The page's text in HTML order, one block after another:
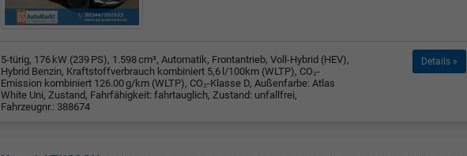
5-türig, 176 kW (239 PS), 1.598 cm³, Automatik, Frontantrieb, Voll-Hybrid (HEV),
Hybrid Benzin, Kraftstoffverbrauch kombiniert 5,6 l/100km (WLTP), CO₂-
Emission kombiniert 126.00 g/km (WLTP), CO₂-Klasse D, Außenfarbe: Atlas
White Uni, Zustand, Fahrfähigkeit: fahrtauglich, Zustand: unfallfrei,
Fahrzeugnr.: 388674
Details »